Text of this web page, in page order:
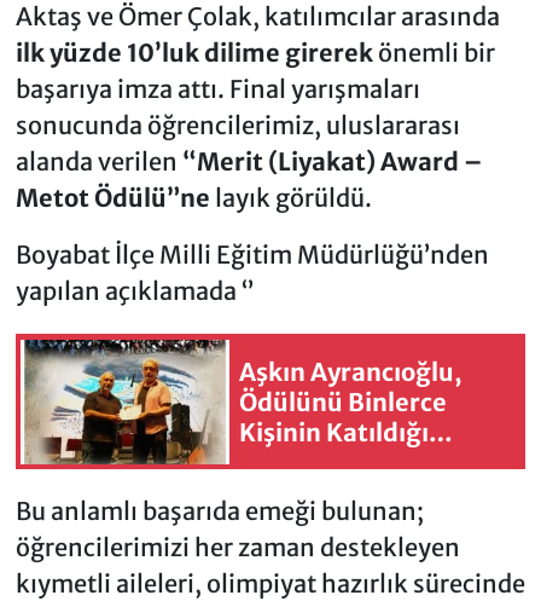
Aktaş ve Ömer Çolak, katılımcılar arasında
ilk yüzde 10’luk dilime girerekönemli bir
başarıya imza attı. Final yarışmaları
sonucunda öğrencilerimiz, uluslararası
alanda verilen “Merit (Liyakat) Award –
Metot Ödülü”ne layık görüldü.
Boyabat İlçe Milli Eğitim Müdürlüğü’nden
yapılan açıklamada ‘’
Aşkın Ayrancıoğlu,
Ödülünü Binlerce
Kişinin Katıldığı
Törende Aldı
Bu anlamlı başarıda emeği bulunan;
öğrencilerimizi her zaman destekleyen
kıymetli aileleri, olimpiyat hazırlık sürecinde